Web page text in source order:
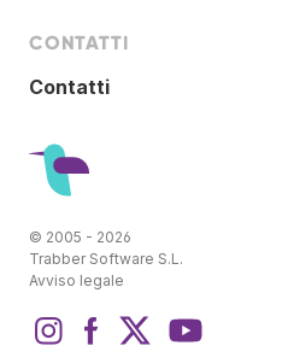
CONTATTI
Contatti
© 2005 - 2026
Trabber Software S.L.
Avviso legale